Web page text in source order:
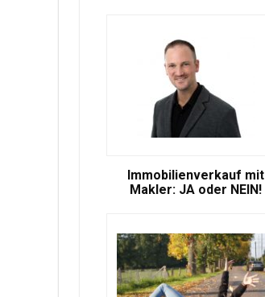
Immobilienverkauf mit
Makler: JA oder NEIN!